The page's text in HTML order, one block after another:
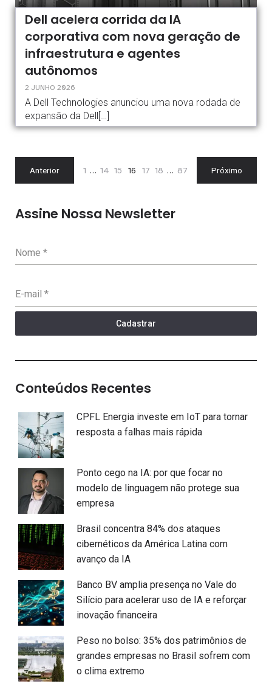
Dell acelera corrida da IA
corporativa com nova geração de
infraestrutura e agentes
autônomos
2 JUNHO 2026
A Dell Technologies anunciou uma nova rodada de
expansão da Dell[…]
Anterior 1 … 14 15 16 17 18 … 87 Próximo
Assine Nossa Newsletter
Nome *
E-mail *
Cadastrar
Conteúdos Recentes
CPFL Energia investe em IoT para tornar
resposta a falhas mais rápida
Ponto cego na IA: por que focar no
modelo de linguagem não protege sua
empresa
Brasil concentra 84% dos ataques
cibernéticos da América Latina com
avanço da IA
Banco BV amplia presença no Vale do
Silício para acelerar uso de IA e reforçar
inovação financeira
Peso no bolso: 35% dos patrimônios de
grandes empresas no Brasil sofrem com
o clima extremo